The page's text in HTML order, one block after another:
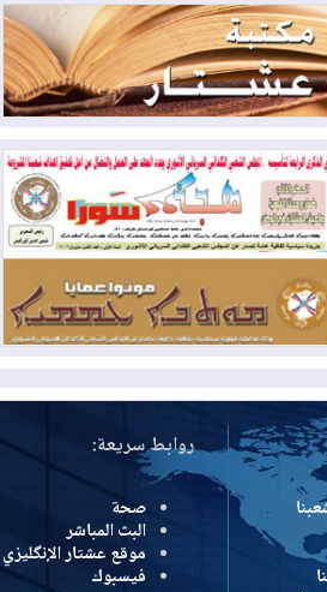
2026-08-كوبا تغرق في الظلام مجددا
الشبكة الكهربائية
2026-08-
أوامر بإجلاء 60 ألف شخص
الحرائق في ولاية واشنطن
2026-08-
مشروع "حسابي" يُمهل
حتى نهاية أغسطس لاستلام
المصرفية
2026-08-دمشق وعمّان تحذران بغداد:
هجوم من أراضي العراق سيواجه برد
روابط سريعة:
صحة
البث المباشر
موقع عشتار الإنگليزي
فيسبوك